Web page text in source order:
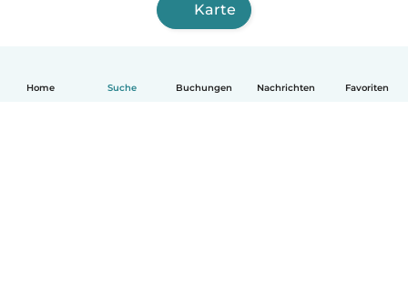
Home Suche Buchungen Nachrichten Favoriten
Karte